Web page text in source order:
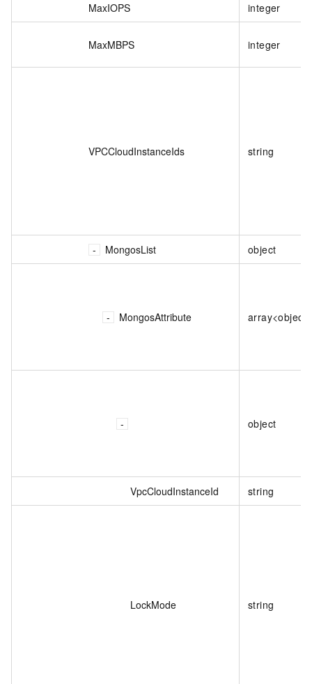
MaxIOPS integer
MaxMBPS integer
VPCCloudInstanceIds string
MongosList object
MongosAttribute array<object>
object
VpcCloudInstanceId string
LockMode string